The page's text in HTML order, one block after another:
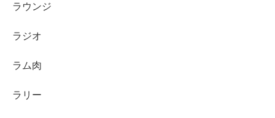
ラウンジ
ラジオ
ラム肉
ラリー